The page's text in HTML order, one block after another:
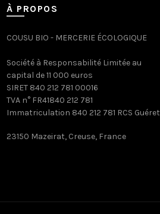
À PROPOS
COUSU BIO - MERCERIE ÉCOLOGIQUE
Société à Responsabilité Limitée au
capital de 11 000 euros
SIRET 840 212 781 00016
TVA n° FR41840 212 781
Immatriculation 840 212 781 RCS Guéret
23150 Mazeirat, Creuse, France